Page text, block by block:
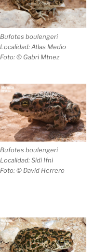
Bufotes boulengeri
Localidad: Atlas Medio
Foto: © Gabri Mtnez
Bufotes boulengeri
Localidad: Sidi Ifni
Foto: © David Herrero